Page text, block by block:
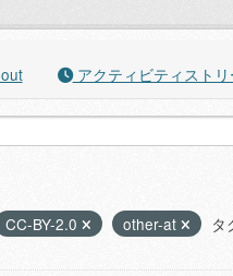
アクティビティストリ
CC-BY-2.0 other-at タ